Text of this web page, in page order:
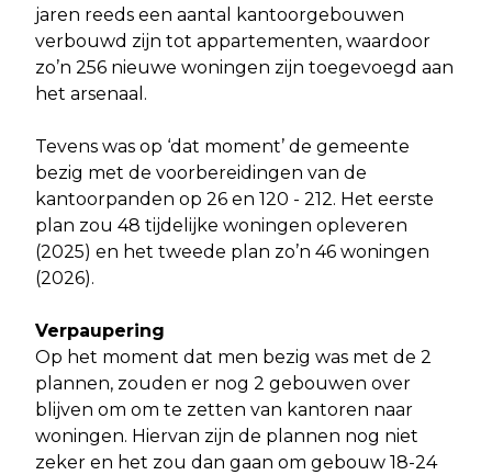
jaren reeds een aantal kantoorgebouwen
verbouwd zijn tot appartementen, waardoor
zo’n 256 nieuwe woningen zijn toegevoegd aan
het arsenaal.
Tevens was op ‘dat moment’ de gemeente
bezig met de voorbereidingen van de
kantoorpanden op 26 en 120 - 212. Het eerste
plan zou 48 tijdelijke woningen opleveren
(2025) en het tweede plan zo’n 46 woningen
(2026).
Verpaupering
Op het moment dat men bezig was met de 2
plannen, zouden er nog 2 gebouwen over
blijven om om te zetten van kantoren naar
woningen. Hiervan zijn de plannen nog niet
zeker en het zou dan gaan om gebouw 18-24